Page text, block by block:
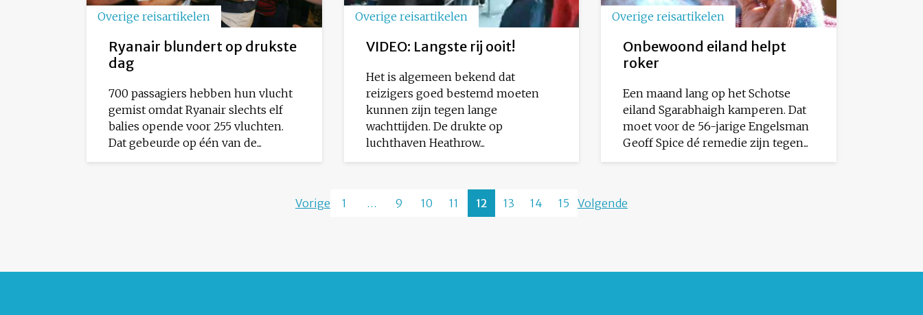
Overige reisartikelen
Ryanair blundert op drukste
dag
700 passagiers hebben hun vlucht
gemist omdat Ryanair slechts elf
balies opende voor 255 vluchten.
Dat gebeurde op één van de...
Overige reisartikelen
VIDEO: Langste rij ooit!
Het is algemeen bekend dat
reizigers goed bestemd moeten
kunnen zijn tegen lange
wachttijden. De drukte op
luchthaven Heathrow...
Overige reisartikelen
Onbewoond eiland helpt
roker
Een maand lang op het Schotse
eiland Sgarabhaigh kamperen. Dat
moet voor de 56-jarige Engelsman
Geoff Spice dé remedie zijn tegen...
Vorige 1 … 9 10 11 12 13 14 15 Volgende